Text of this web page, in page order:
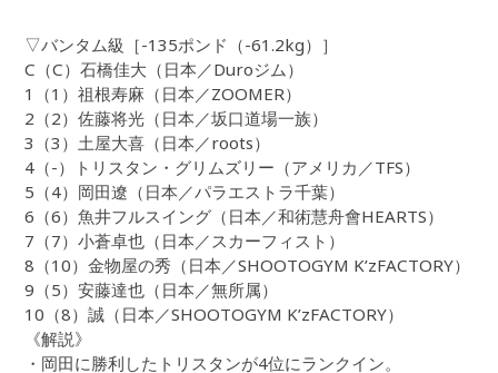
▽バンタム級［-135ポンド（-61.2kg）］
C（C）石橋佳大（日本／Duroジム）
1（1）祖根寿麻（日本／ZOOMER）
2（2）佐藤将光（日本／坂口道場一族）
3（3）土屋大喜（日本／roots）
4（-）トリスタン・グリムズリー（アメリカ／TFS）
5（4）岡田遼（日本／パラエストラ千葉）
6（6）魚井フルスイング（日本／和術慧舟會HEARTS）
7（7）小蒼卓也（日本／スカーフィスト）
8（10）金物屋の秀（日本／SHOOTOGYM K’zFACTORY）
9（5）安藤達也（日本／無所属）
10（8）誠（日本／SHOOTOGYM K’zFACTORY）
《解説》
・岡田に勝利したトリスタンが4位にランクイン。